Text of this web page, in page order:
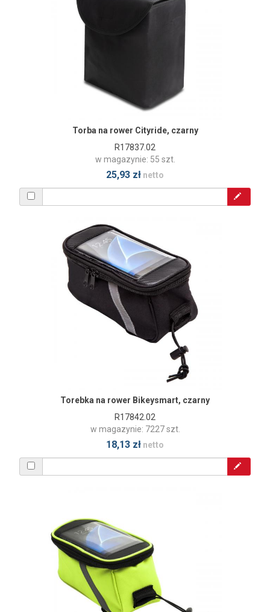
Torba na rower Cityride, czarny
R17837.02
w magazynie: 55 szt.
25,93 zł netto
Torebka na rower Bikeysmart, czarny
R17842.02
w magazynie: 7227 szt.
18,13 zł netto